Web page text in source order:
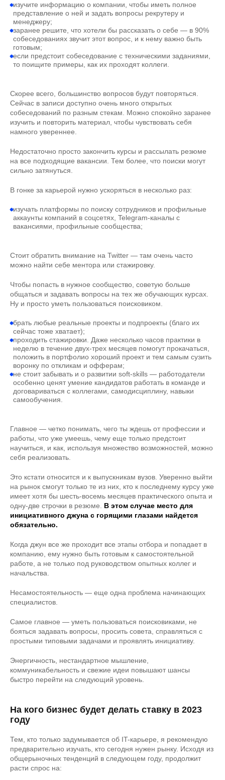
изучите информацию о компании, чтобы иметь полное
представление о ней и задать вопросы рекрутеру и
менеджеру;
заранее решите, что хотели бы рассказать о себе — в 90%
собеседованиях звучит этот вопрос, и к нему важно быть
готовым;
если предстоит собеседование с техническими заданиями,
то поищите примеры, как их проходят коллеги.
Скорее всего, большинство вопросов будут повторяться.
Сейчас в записи доступно очень много открытых
собеседований по разным стекам. Можно спокойно заранее
изучить и повторить материал, чтобы чувствовать себя
намного увереннее.
Недостаточно просто закончить курсы и рассылать резюме
на все подходящие вакансии. Тем более, что поиски могут
сильно затянуться.
В гонке за карьерой нужно ускоряться в несколько раз:
изучать платформы по поиску сотрудников и профильные
аккаунты компаний в соцсетях, Telegram-каналы с
вакансиями, профильные сообщества;
Стоит обратить внимание на Twitter — там очень часто
можно найти себе ментора или стажировку.
Чтобы попасть в нужное сообщество, советую больше
общаться и задавать вопросы на тех же обучающих курсах.
Ну и просто уметь пользоваться поисковиком.
брать любые реальные проекты и подпроекты (благо их
сейчас тоже хватает);
проходить стажировки. Даже несколько часов практики в
неделю в течение двух-трех месяцев помогут прокачаться,
положить в портфолио хороший проект и тем самым сузить
воронку по откликам и офферам;
не стоит забывать и о развитии soft-skills — работодатели
особенно ценят умение кандидатов работать в команде и
договариваться с коллегами, самодисциплину, навыки
самообучения.
Главное — четко понимать, чего ты ждешь от профессии и
работы, что уже умеешь, чему еще только предстоит
научиться, и как, используя множество возможностей, можно
себя реализовать.
Это кстати относится и к выпускникам вузов. Уверенно выйти
на рынок смогут только те из них, кто к последнему курсу уже
имеет хотя бы шесть-восемь месяцев практического опыта и
одну-две строчки в резюме. В этом случае место для
инициативного джуна с горящими глазами найдется
обязательно.
Когда джун все же проходит все этапы отбора и попадает в
компанию, ему нужно быть готовым к самостоятельной
работе, а не только под руководством опытных коллег и
начальства.
Несамостоятельность — еще одна проблема начинающих
специалистов.
Самое главное — уметь пользоваться поисковиками, не
бояться задавать вопросы, просить совета, справляться с
простыми типовыми задачами и проявлять инициативу.
Энергичность, нестандартное мышление,
коммуникабельность и свежие идеи повышают шансы
быстро перейти на следующий уровень.
На кого бизнес будет делать ставку в 2023
году
Тем, кто только задумывается об IT-карьере, я рекомендую
предварительно изучать, кто сегодня нужен рынку. Исходя из
общерыночных тенденций в следующем году, продолжит
расти спрос на: